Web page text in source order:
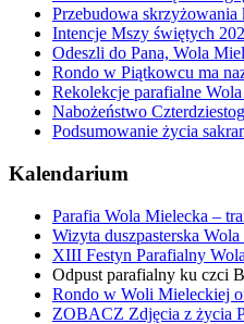
Przebudowa
Intencje Mszy świętych
Odeszli do Pana, Wola
Rondo w Piątkowcu ma
Rekolekcje parafialne
Nabożeństwo
Podsumowanie życia
Kalendarium
Parafia Wola Mielecka –
Wizyta duszpasterska
XIII Festyn Parafialny
Odpust parafialny ku czci
Rondo w Woli Mieleckiej
ZOBACZ Zdjęcia z życia